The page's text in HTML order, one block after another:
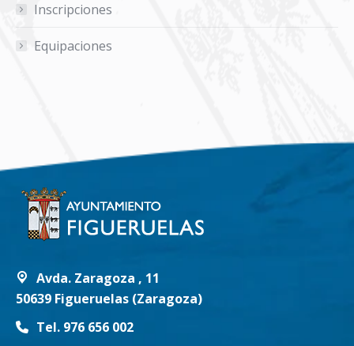
Inscripciones
Equipaciones
Avda. Zaragoza , 11
50639 Figueruelas (Zaragoza)
Tel. 976 656 002